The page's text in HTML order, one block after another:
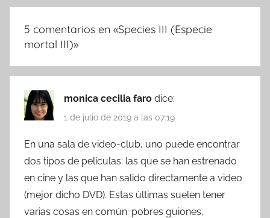
5 comentarios en «Species III (Especie
mortal III)»
monica cecilia faro dice:
1 de julio de 2019 a las 07:19
En una sala de video-club, uno puede encontrar
dos tipos de películas: las que se han estrenado
en cine y las que han salido directamente a video
(mejor dicho DVD). Estas últimas suelen tener
varias cosas en común: pobres guiones,